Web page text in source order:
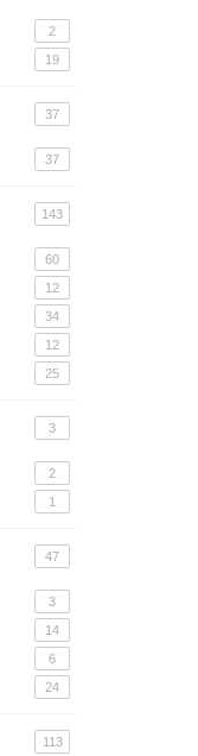
2
19
37
37
143
60
12
34
12
25
3
2
1
47
3
14
6
24
113